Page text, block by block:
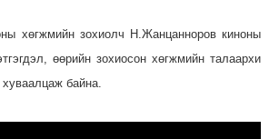
хөгжмийн зохиолч Н.Жанцанноров киноны
өөрийн зохиосон хөгжмийн талаархи
байна.